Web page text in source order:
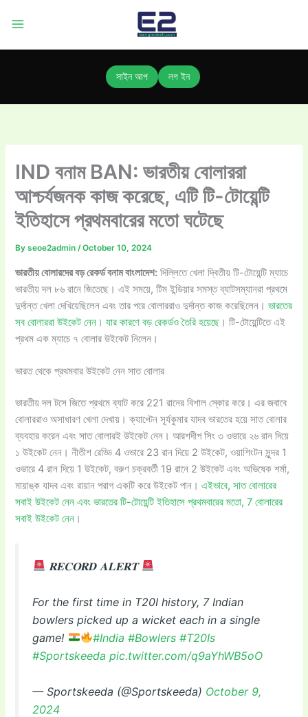
সাইন আপ লগ ইন
IND বনাম BAN: ভারতীয় বোলাররা
আশ্চর্যজনক কাজ করেছে, এটি টি-টোয়েন্টি
ইতিহাসে প্রথমবারের মতো ঘটেছে
Byseoe2admin/October 10, 2024
ভারতীয় বোলারদের বড় রেকর্ড বনাম বাংলাদেশ: দিল্লিতে খেলা দ্বিতীয় টি-টোয়েন্টি ম্যাচে
ভারতীয় দল ৮৬ রানে জিতেছে। এই সময়ে, টিম ইন্ডিয়ার সমস্ত ব্যাটসম্যানরা প্রথমে
দুর্দান্ত খেলা দেখিয়েছিলেন এবং তার পরে বোলাররাও দুর্দান্ত কাজ করেছিলেন।ভারতের
সব বোলাররা উইকেট নেন। যার কারণে বড় রেকর্ডও তৈরি হয়েছে । টি-টোয়েন্টিতে এই
প্রথম এক ম্যাচে ৭ বোলার উইকেট নিলেন।
ভারত থেকে প্রথমবার উইকেট নেন সাত বোলার
ভারতীয় দল টসে জিতে প্রথমে ব্যাট করে 221 রানের বিশাল স্কোর করে। এর জবাবে
বোলাররাও অসাধারণ খেলা দেখায়। ক্যাপ্টেন সূর্যকুমার যাদব ভারতের হয়ে সাত বোলার
ব্যবহার করেন এবং সাত বোলারই উইকেট নেন। আরশদীপ সিং ৩ ওভারে ২৬ রান দিয়ে
১ উইকেট নেন। নীতীশ রেড্ডি 4 ওভারে 23 রান দিয়ে 2 উইকেট, ওয়াশিংটন সুন্দর 1
ওভারে 4 রান দিয়ে 1 উইকেট, বরুণ চক্রবর্তী 19 রানে 2 উইকেট এবং অভিষেক শর্মা,
মায়াঙ্ক যাদব এবং রায়ান পরাগ একটি করে উইকেট পান।এইভাবে, সাত বোলারের
সবাই উইকেট নেন এবং ভারতের টি-টোয়েন্টি ইতিহাসে প্রথমবারের মতো, 7 বোলারের
সবাই উইকেট নেন ।
𝐑𝐄𝐂𝐎𝐑𝐃 𝐀𝐋𝐄𝐑𝐓
For the first time in T20I history, 7 Indian
bowlers picked up a wicket each in a single
game!
#India #Bowlers #T20Is
#Sportskeeda pic.twitter.com/q9aYhWB5oO
— Sportskeeda (@Sportskeeda) October 9,
2024